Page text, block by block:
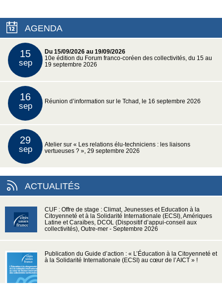
AGENDA
15
sep
Du 15/09/2026 au 19/09/2026
10e édition du Forum franco-coréen des collectivités, du 15 au
19 septembre 2026
16
sep Réunion d’information sur le Tchad, le 16 septembre 2026
29
sep
Atelier sur « Les relations élu-techniciens : les liaisons
vertueuses ? », 29 septembre 2026
ACTUALITÉS
CUF : Offre de stage : Climat, Jeunesses et Education à la
Citoyenneté et à la Solidarité Internationale (ECSI), Amériques
Latine et Caraïbes, DCOL (Dispositif d’appui-conseil aux
collectivités), Outre-mer - Septembre 2026
Publication du Guide d’action : « L’Éducation à la Citoyenneté et
à la Solidarité Internationale (ECSI) au cœur de l’AICT » !